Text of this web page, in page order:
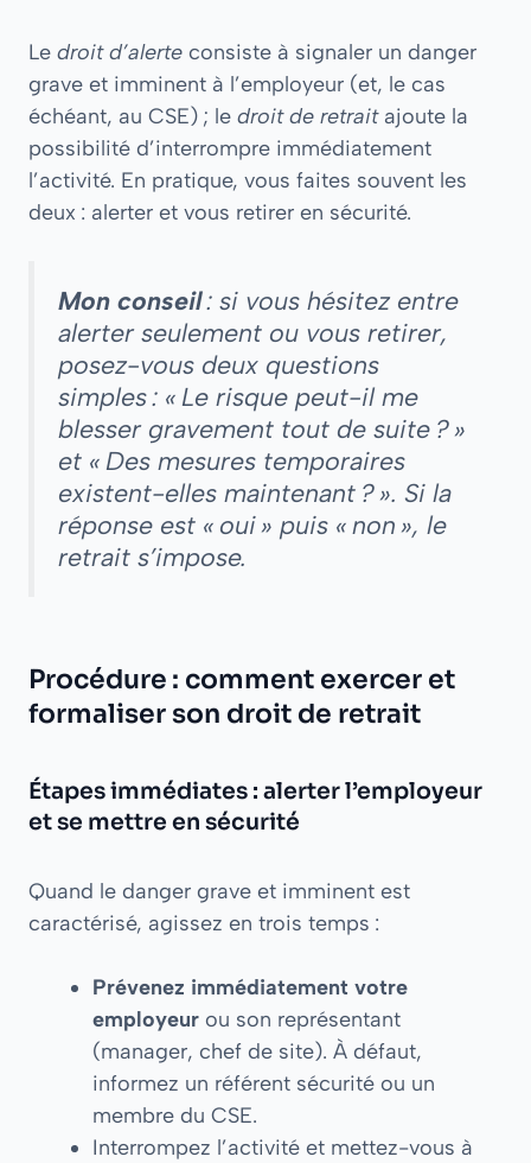
Le droit d’alerte consiste à signaler un danger
grave et imminent à l’employeur (et, le cas
échéant, au CSE) ; le droit de retraitajoute la
possibilité d’interrompre immédiatement
l’activité. En pratique, vous faites souvent les
deux : alerter et vous retirer en sécurité.
Mon conseil: si vous hésitez entre
alerter seulement ou vous retirer,
posez-vous deux questions
simples : « Le risque peut-il me
blesser gravement tout de suite ? »
et « Des mesures temporaires
existent-elles maintenant ? ». Si la
réponse est « oui » puis « non », le
retrait s’impose.
Procédure : comment exercer et
formaliser son droit de retrait
Étapes immédiates : alerter l’employeur
et se mettre en sécurité
Quand le danger grave et imminent est
caractérisé, agissez en trois temps :
Prévenez immédiatement votre
employeur ou son représentant
(manager, chef de site). À défaut,
informez un référent sécurité ou un
membre du CSE.
Interrompez l’activité et mettez-vous à